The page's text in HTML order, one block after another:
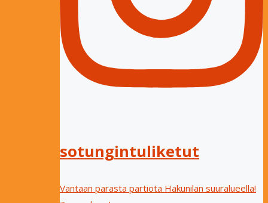
sotungintuliketut
Vantaan parasta partiota Hakunilan suuralueella!